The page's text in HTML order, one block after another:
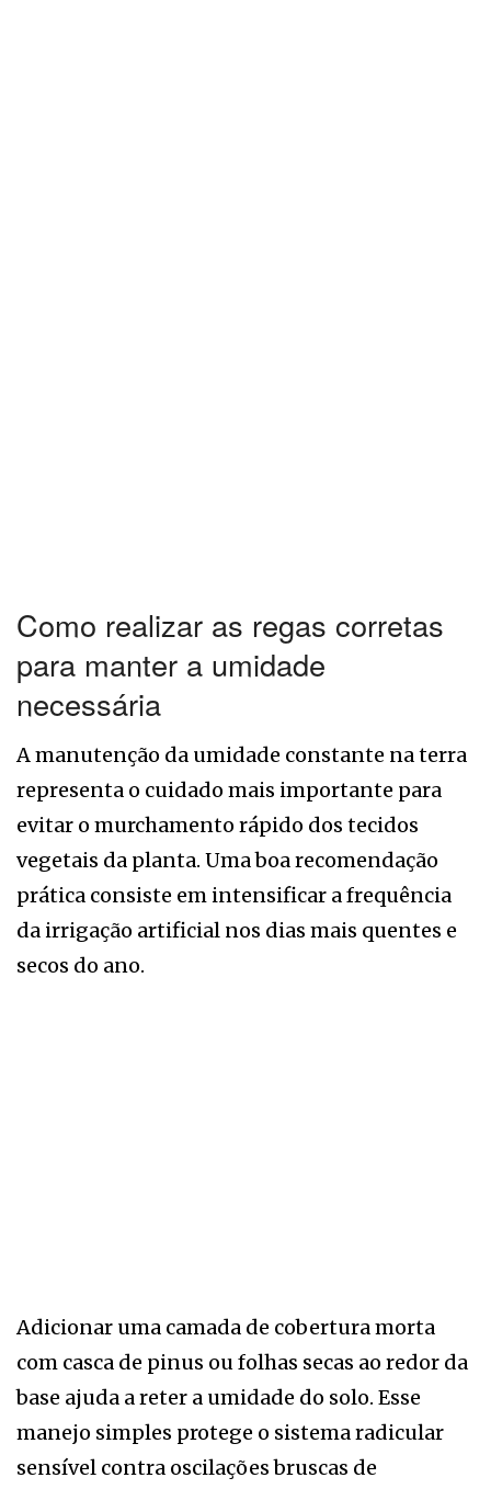
Como realizar as regas corretas
para manter a umidade
necessária
A manutenção da umidade constante na terra
representa o cuidado mais importante para
evitar o murchamento rápido dos tecidos
vegetais da planta. Uma boa recomendação
prática consiste em intensificar a frequência
da irrigação artificial nos dias mais quentes e
secos do ano.
Adicionar uma camada de cobertura morta
com casca de pinus ou folhas secas ao redor da
base ajuda a reter a umidade do solo. Esse
manejo simples protege o sistema radicular
sensível contra oscilações bruscas de